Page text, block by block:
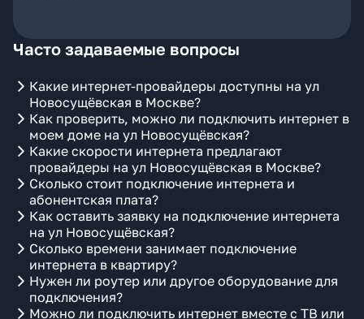
Часто задаваемые вопросы
Какие интернет-провайдеры доступны на ул
Новосущёвская в Москве?
Как проверить, можно ли подключить интернет в
моем доме на ул Новосущёвская?
Какие скорости интернета предлагают
провайдеры на ул Новосущёвская в Москве?
Сколько стоит подключение интернета и
абонентская плата?
Как оставить заявку на подключение интернета
на ул Новосущёвская?
Сколько времени занимает подключение
интернета в квартиру?
Нужен ли роутер или другое оборудование для
подключения?
Можно ли подключить интернет вместе с ТВ или